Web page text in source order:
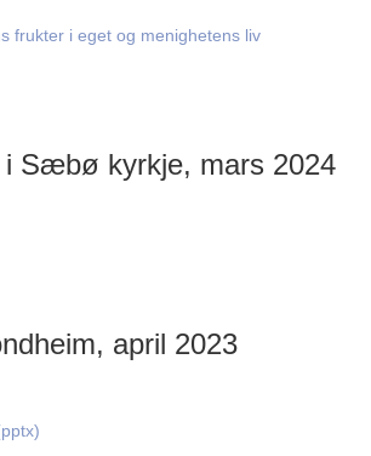
frukter i eget og menighetens liv
Sæbø kyrkje, mars 2024
april 2023